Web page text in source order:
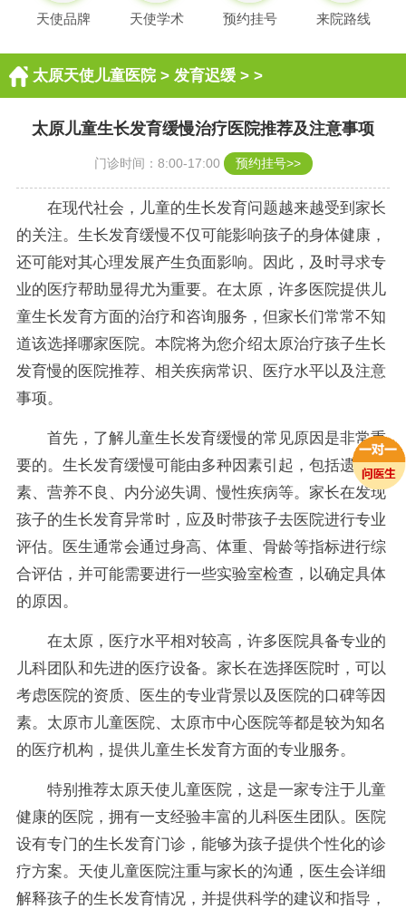
天使品牌 天使学术 预约挂号 来院路线
太原天使儿童医院> 发育迟缓> >
太原儿童生长发育缓慢治疗医院推荐及注意事项
门诊时间：8:00-17:00 预约挂号>>
在现代社会，儿童的生长发育问题越来越受到家长
的关注。生长发育缓慢不仅可能影响孩子的身体健康，
还可能对其心理发展产生负面影响。因此，及时寻求专
业的医疗帮助显得尤为重要。在太原，许多医院提供儿
童生长发育方面的治疗和咨询服务，但家长们常常不知
道该选择哪家医院。本院将为您介绍太原治疗孩子生长
发育慢的医院推荐、相关疾病常识、医疗水平以及注意
事项。
首先，了解儿童生长发育缓慢的常见原因是非常重
要的。生长发育缓慢可能由多种因素引起，包括遗传因
素、营养不良、内分泌失调、慢性疾病等。家长在发现
孩子的生长发育异常时，应及时带孩子去医院进行专业
评估。医生通常会通过身高、体重、骨龄等指标进行综
合评估，并可能需要进行一些实验室检查，以确定具体
的原因。
在太原，医疗水平相对较高，许多医院具备专业的
儿科团队和先进的医疗设备。家长在选择医院时，可以
考虑医院的资质、医生的专业背景以及医院的口碑等因
素。太原市儿童医院、太原市中心医院等都是较为知名
的医疗机构，提供儿童生长发育方面的专业服务。
特别推荐太原天使儿童医院，这是一家专注于儿童
健康的医院，拥有一支经验丰富的儿科医生团队。医院
设有专门的生长发育门诊，能够为孩子提供个性化的诊
疗方案。天使儿童医院注重与家长的沟通，医生会详细
解释孩子的生长发育情况，并提供科学的建议和指导，